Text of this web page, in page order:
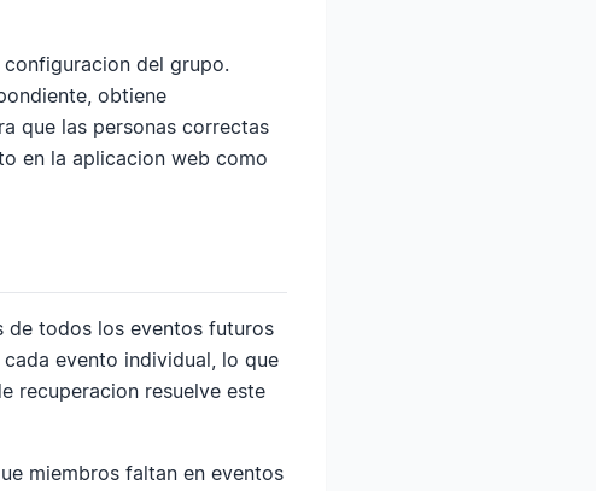
del grupo.
obtiene
que las personas correctas
en la aplicacion web como
de todos los eventos futuros
evento individual, lo que
recuperacion resuelve este
miembros faltan en eventos